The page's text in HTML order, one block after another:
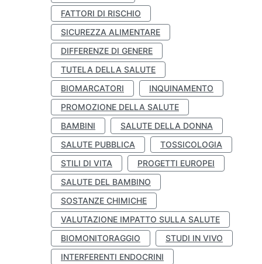
FATTORI DI RISCHIO
SICUREZZA ALIMENTARE
DIFFERENZE DI GENERE
TUTELA DELLA SALUTE
BIOMARCATORI
INQUINAMENTO
PROMOZIONE DELLA SALUTE
BAMBINI
SALUTE DELLA DONNA
SALUTE PUBBLICA
TOSSICOLOGIA
STILI DI VITA
PROGETTI EUROPEI
SALUTE DEL BAMBINO
SOSTANZE CHIMICHE
VALUTAZIONE IMPATTO SULLA SALUTE
BIOMONITORAGGIO
STUDI IN VIVO
INTERFERENTI ENDOCRINI